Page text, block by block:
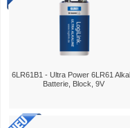
6LR61B1 - Ultra Power 6LR61
Batterie, Block, 9V